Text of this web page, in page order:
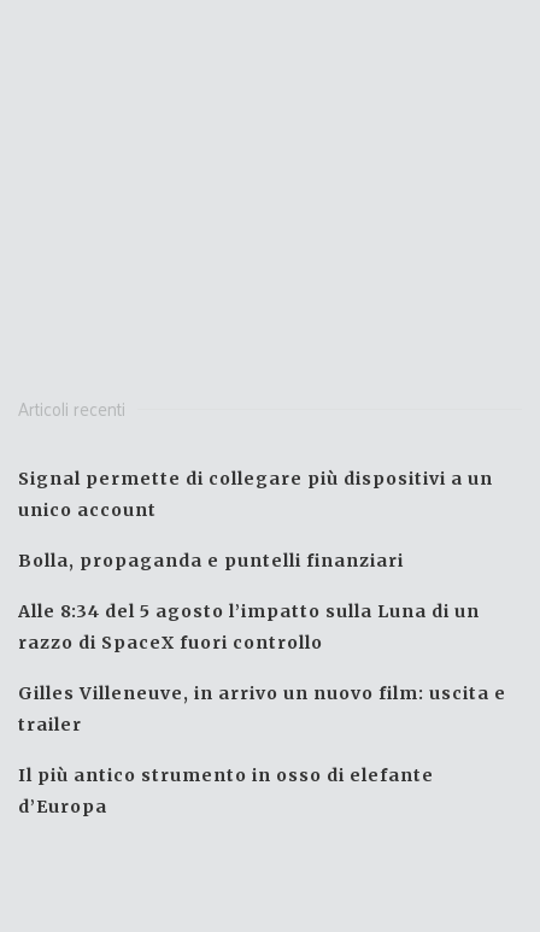
Articoli recenti
Signal permette di collegare più dispositivi a un
unico account
Bolla, propaganda e puntelli finanziari
Alle 8:34 del 5 agosto l’impatto sulla Luna di un
razzo di SpaceX fuori controllo
Gilles Villeneuve, in arrivo un nuovo film: uscita e
trailer
Il più antico strumento in osso di elefante
d’Europa